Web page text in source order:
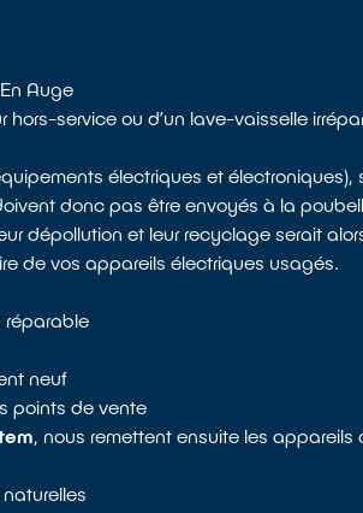
Auge
hors-service ou d’un lave-vaisselle
électriques et
donc pas être envoyés à la
dépollution et leur recyclage serait
de vos appareils électriques usagés.
réparable
neuf
points de vente
, nous remettent ensuite les